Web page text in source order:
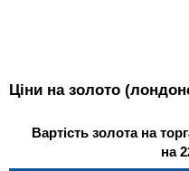
Ціни на золото
Вартість золота на
на